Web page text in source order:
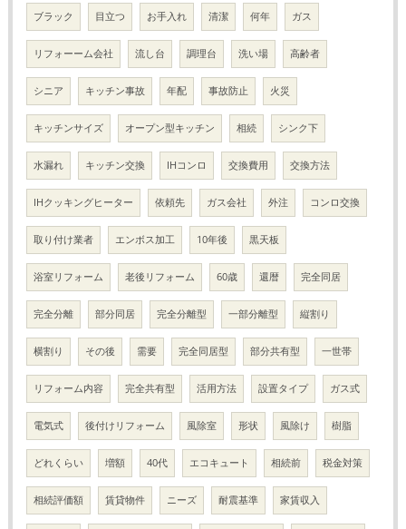
ブラック 目立つ お手入れ 清潔 何年 ガス
リフォーーム会社 流し台 調理台 洗い場 高齢者
シニア キッチン事故 年配 事故防止 火災
キッチンサイズ オープン型キッチン 相続 シンク下
水漏れ キッチン交換 IHコンロ 交換費用 交換方法
IHクッキングヒーター 依頼先 ガス会社 外注 コンロ交換
取り付け業者 エンボス加工 10年後 黒天板
浴室リフォーム 老後リフォーム 60歳 還暦 完全同居
完全分離 部分同居 完全分離型 一部分離型 縦割り
横割り その後 需要 完全同居型 部分共有型 一世帯
リフォーム内容 完全共有型 活用方法 設置タイプ ガス式
電気式 後付けリフォーム 風除室 形状 風除け 樹脂
どれくらい 増額 40代 エコキュート 相続前 税金対策
相続評価額 賃貸物件 ニーズ 耐震基準 家賃収入